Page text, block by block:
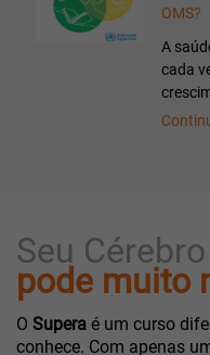
OMS?
A
cada
Seu Cérebro
pode muito
O Supera é um curso
conhece. Com apenas